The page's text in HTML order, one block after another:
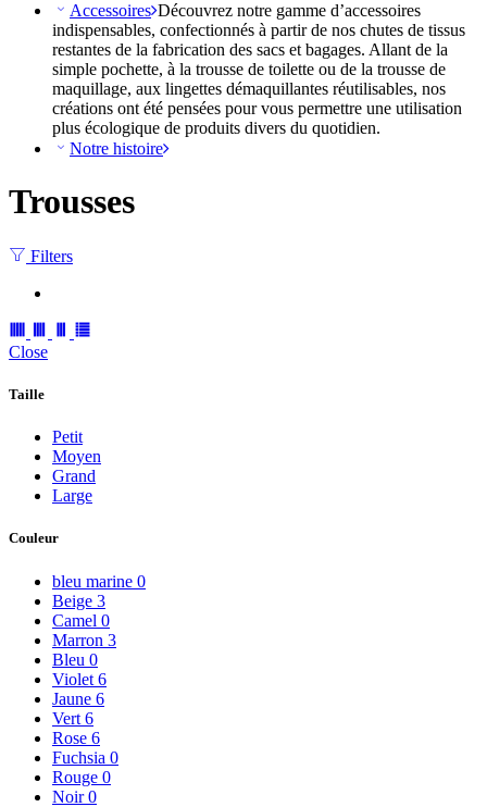
Accessoires Découvrez notre gamme d’accessoires
indispensables, confectionnés à partir de nos chutes de tissus
restantes de la fabrication des sacs et bagages. Allant de la
simple pochette, à la trousse de toilette ou de la trousse de
maquillage, aux lingettes démaquillantes réutilisables, nos
créations ont été pensées pour vous permettre une utilisation
plus écologique de produits divers du quotidien.
Notre histoire
Trousses
Filters
Close
Taille
Petit
Moyen
Grand
Large
Couleur
bleu marine 0
Beige 3
Camel 0
Marron 3
Bleu 0
Violet 6
Jaune 6
Vert 6
Rose 6
Fuchsia 0
Rouge 0
Noir 0